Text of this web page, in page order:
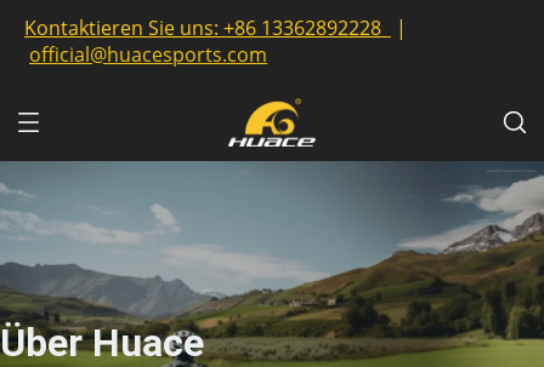
Kontaktieren Sie uns: +86 13362892228
|
official@huacesports.com
Über Huace